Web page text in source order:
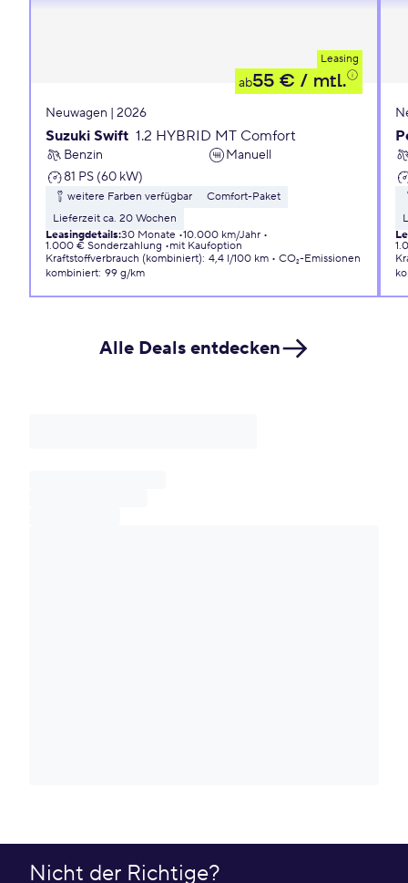
Leasing
ab55 € / mtl.
Neuwagen | 2026
Suzuki Swift 1.2 HYBRID MT Comfort
Benzin
Manuell
81 PS (60 kW)
weitere Farben verfügbar
Comfort-Paket
Lieferzeit ca. 20 Wochen
Leasingdetails:30 Monate 10.000 km/Jahr
1.000 € Sonderzahlung
mit Kaufoption
Kraftstoffverbrauch (kombiniert): 4,4 l/100 km
CO₂-Emissionen
kombiniert: 99 g/km
Alle Deals entdecken
Nicht der Richtige?